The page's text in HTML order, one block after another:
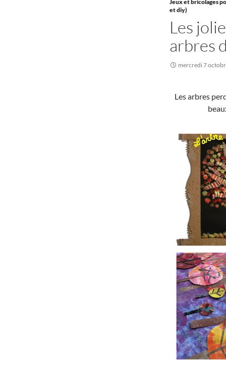
Jeux et bricolages
et diy)
Les
arbres
mercredi 7
Les arbres